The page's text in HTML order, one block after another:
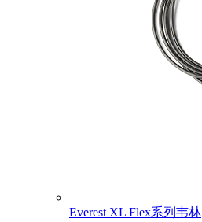
Everest XL Flex系列韦林